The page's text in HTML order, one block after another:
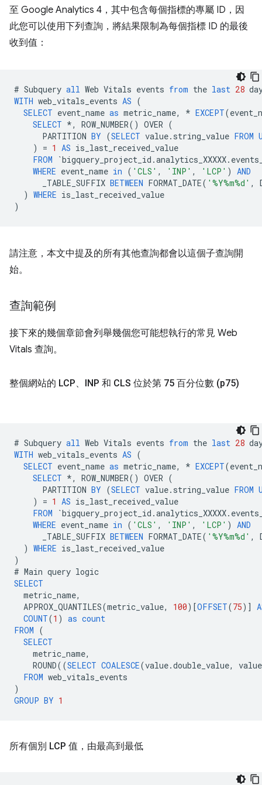
至 Google Analytics 4，其中包含每個指標的專屬 ID，因
此您可以使用下列查詢，將結果限制為每個指標 ID 的最後
收到值：
# Subquery all Web Vitals events from the last 28
WITH web_vitals_events AS (
SELECT event_name as metric_name, * EXCEPT(
SELECT *, ROW_NUMBER() OVER (
PARTITION BY (SELECT value. string_value FROM
)
= 1 AS is_last_received_value
FROM
`bigquery_project_id .analytics_XXXXX.
WHERE event_name in ( 'CLS' , 'INP' , 'LCP' )
AND
_TABLE_SUFFIX BETWEEN FORMAT_DATE( '%Y%m%d' ,
) WHERE is_last_received_value
)
請注意，本文中提及的所有其他查詢都會以這個子查詢開
始。
查詢範例
接下來的幾個章節會列舉幾個您可能想執行的常見 Web
Vitals 查詢。
整個網站的 LCP、INP 和 CLS 位於第 75 百分位數 (p75)
# Subquery all Web Vitals events from the last 28
WITH web_vitals_events AS (
SELECT event_name as metric_name, * EXCEPT(
SELECT *, ROW_NUMBER() OVER (
PARTITION BY (SELECT value. string_value FROM
)
= 1 AS is_last_received_value
FROM
`bigquery_project_id .analytics_XXXXX.
WHERE event_name in ( 'CLS' , 'INP' , 'LCP' )
AND
_TABLE_SUFFIX BETWEEN FORMAT_DATE( '%Y%m%d' ,
) WHERE is_last_received_value
)
# Main query logic
SELECT
metric_name,
APPROX_QUANTILES(metric_value, 100)[OFFSET(75)]
COUNT(1 ) as count
FROM (
SELECT
metric_name,
ROUND((SELECT COALESCE(value.double_value,
value
FROM web_vitals_events
)
GROUP BY 1
所有個別 LCP 值，由最高到最低